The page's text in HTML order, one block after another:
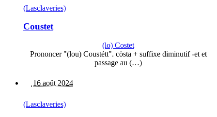
(Lasclaveries)
Coustet
(lo) Costet
Prononcer "(lou) Coustétt". còsta + suffixe diminutif -et et
passage au (…)
16 août 2024
(Lasclaveries)